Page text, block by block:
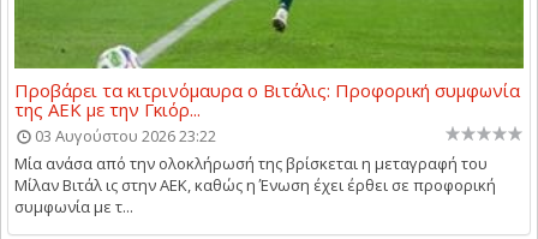
Προβάρει τα κιτρινόμαυρα ο Βιτάλις: Προφορική συμφωνία
της ΑΕΚ με την Γκιόρ...
03 Αυγούστου 2026 23:22
Μία ανάσα από την ολοκλήρωσή της βρίσκεται η μεταγραφή του
Μίλαν Βιτάλ ις στην ΑΕΚ, καθώς η Ένωση έχει έρθει σε προφορική
συμφωνία με τ...